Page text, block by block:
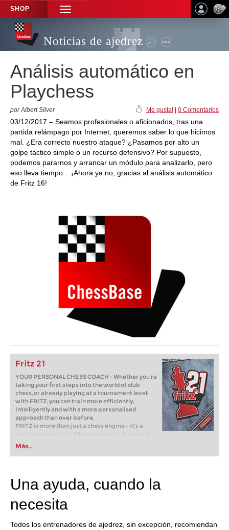
SHOP
TOGGLE
NAVIGATION
Noticias de ajedrez
Análisis automático en
Playchess
por Albert Silver Me gusta! 0 Comentarios
03/12/2017 – Seamos profesionales o aficionados, tras una
partida relámpago por Internet, queremos saber lo que hicimos
mal. ¿Era correcto nuestro ataque? ¿Pasamos por alto un
golpe táctico simple o un recurso defensivo? Por supuesto,
podemos pararnos y arrancar un módulo para analizarlo, pero
eso lleva tiempo... ¡Ahora ya no, gracias al análisis automático
de Fritz 16!
Fritz 21
YOUR PERSONAL CHESS COACH - Whether you’re
taking your first steps into the world of club
chess, or already playing at a tournament level:
with FRITZ, you can train more efficiently,
intelligently and with a more personalised
approach than ever before.
FRITZ is more than just a chess engine – it’s a
training revolution! Whether you’re taking your
first steps into the world of club chess, or already
playing at a tournament level: with FRITZ, you can
train more efficiently, intelligently and with a
Más...
Una ayuda, cuando la
necesita
Todos los entrenadores de ajedrez, sin excepción, recomiendan